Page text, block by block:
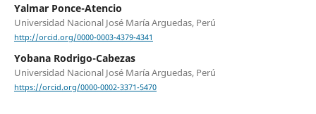
Yalmar Ponce-Atencio
Universidad Nacional José María Arguedas, Perú
http://orcid.org/0000-0003-4379-4341
Yobana Rodrigo-Cabezas
Universidad Nacional José María Arguedas, Perú
https://orcid.org/0000-0002-3371-5470